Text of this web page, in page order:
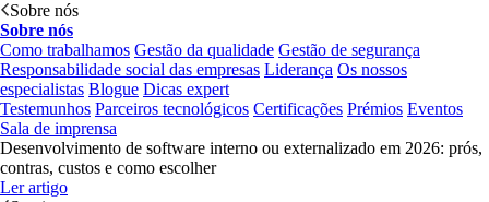
Sobre nós
Sobre nós
Como trabalhamos Gestão da qualidade Gestão de segurança
Responsabilidade social das empresas Liderança Os nossos
especialistas Blogue Dicas expert
Testemunhos Parceiros tecnológicos Certificações Prémios Eventos
Sala de imprensa
Desenvolvimento de software interno ou externalizado em 2026: prós,
contras, custos e como escolher
Ler artigo